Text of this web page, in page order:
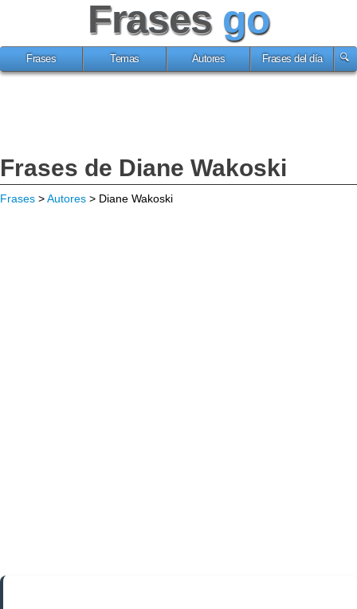
Frases go
Frases Temas Autores Frases del día
Frases de Diane Wakoski
Frases >Autores > Diane Wakoski